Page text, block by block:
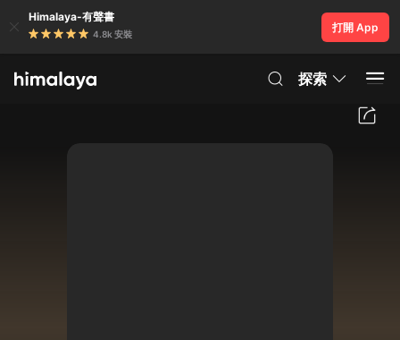
Himalaya-有聲書
4.8k 安裝
打開 App
探索